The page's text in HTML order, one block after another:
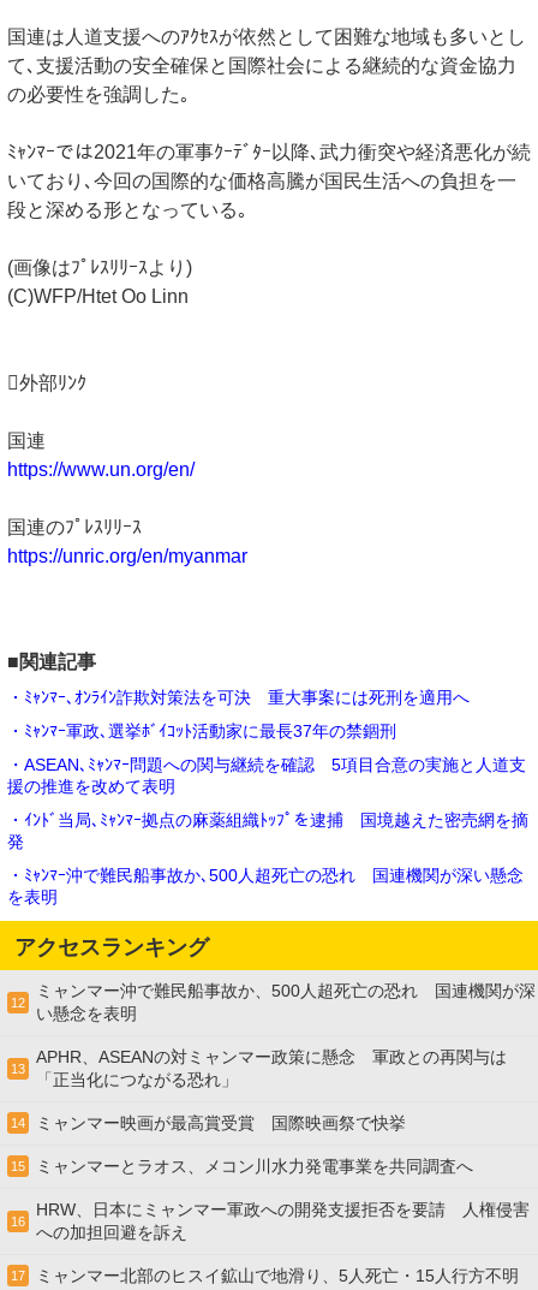
国連は人道支援へのｱｸｾｽが依然として困難な地域も多いとし
て､支援活動の安全確保と国際社会による継続的な資金協力
の必要性を強調した｡
ﾐｬﾝﾏｰでは2021年の軍事ｸｰﾃﾞﾀｰ以降､武力衝突や経済悪化が続
いており､今回の国際的な価格高騰が国民生活への負担を一
段と深める形となっている｡
(画像はﾌﾟﾚｽﾘﾘｰｽより)
(C)WFP/Htet Oo Linn
外部ﾘﾝｸ
国連
https://www.un.org/en/
国連のﾌﾟﾚｽﾘﾘｰｽ
https://unric.org/en/myanmar
■関連記事
・ﾐｬﾝﾏｰ､ｵﾝﾗｲﾝ詐欺対策法を可決 重大事案には死刑を適用へ
・ﾐｬﾝﾏｰ軍政､選挙ﾎﾞｲｺｯﾄ活動家に最長37年の禁錮刑
・ASEAN､ﾐｬﾝﾏｰ問題への関与継続を確認 5項目合意の実施と人道支
援の推進を改めて表明
・ｲﾝﾄﾞ当局､ﾐｬﾝﾏｰ拠点の麻薬組織ﾄｯﾌﾟを逮捕 国境越えた密売網を摘
発
・ﾐｬﾝﾏｰ沖で難民船事故か､500人超死亡の恐れ 国連機関が深い懸念
を表明
アクセスランキング
12
ミャンマー沖で難民船事故か、500人超死亡の恐れ 国連機関が深
い懸念を表明
13
APHR、ASEANの対ミャンマー政策に懸念 軍政との再関与は
「正当化につながる恐れ」
14 ミャンマー映画が最高賞受賞 国際映画祭で快挙
15 ミャンマーとラオス、メコン川水力発電事業を共同調査へ
16
HRW、日本にミャンマー軍政への開発支援拒否を要請 人権侵害
への加担回避を訴え
17 ミャンマー北部のヒスイ鉱山で地滑り、5人死亡・15人行方不明